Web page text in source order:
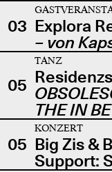
03 Explora
– von
05
TANZ
THE IN
05
KONZERT
Big Zis &
Support: